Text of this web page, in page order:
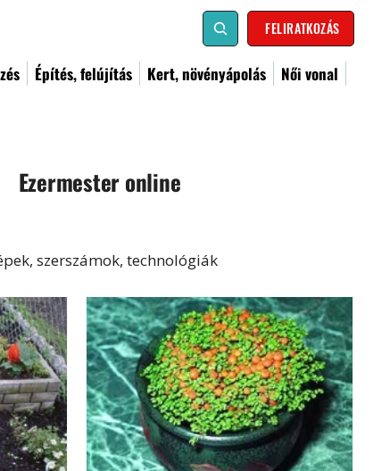
FELIRATKOZÁS
Építés, felújítás Kert, növényápolás
Női vonal
Ezermester online
szerszámok, technológiák
Kismester Barkács Címoldal
Szerkesztői Ezermester Extra